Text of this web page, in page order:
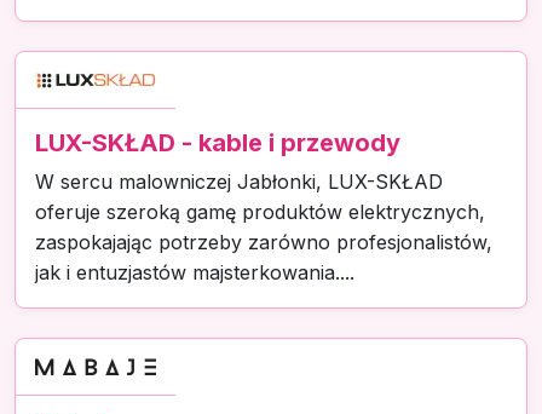
LUX-SKŁAD - kable i przewody
W sercu malowniczej Jabłonki, LUX-SKŁAD
oferuje szeroką gamę produktów elektrycznych,
zaspokajając potrzeby zarówno profesjonalistów,
jak i entuzjastów majsterkowania....